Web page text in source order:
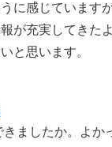
に感じていますが
が充実してきた
と思います。
ましたか。よか